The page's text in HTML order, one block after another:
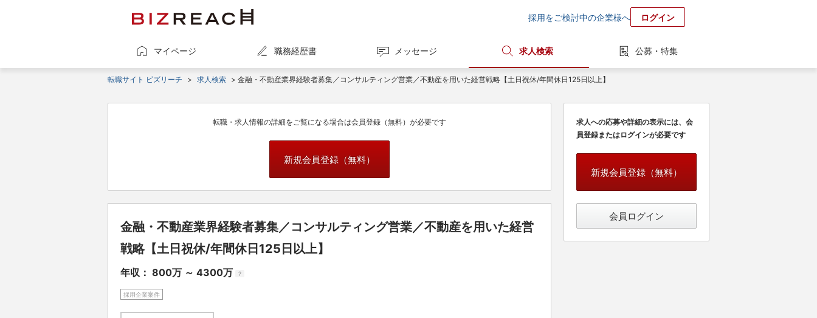
採用をご検討中の企業様へ ログイン
マイページ 職務経歴書 メッセージ 求人検索 公募・特集
転職サイト ビズリーチ > 求人検索 > 金融・不動産業界経験者募集／コンサルティング営業／不動産を用いた経営戦略【土日祝休/年間休日125日以上】
転職・求人情報の詳細をご覧になる場合は会員登録（無料）が必要です
新規会員登録（無料）
金融・不動産業界経験者募集／コンサルティング営業／不動産を用いた経営
戦略【土日祝休/年間休日125日以上】
年収： 800万 ～ 4300万 ?
採用企業案件
求人への応募や詳細の表示には、会
員登録またはログインが必要です
新規会員登録（無料）
会員ログイン